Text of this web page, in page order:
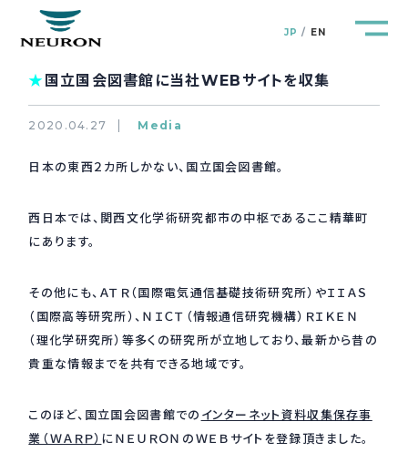
JP EN
管路防災研究所 Pipeline Resilience Lab.
製品＆サービス Products&Service
研究開発 R&D
採用情報 Recruit
★ 国立国会図書館に当社WEBサイトを収集
2020.04.27 Media
日本の東西２カ所しかない、国立国会図書館。
西日本では、関西文化学術研究都市の中枢であるここ精華町
にあります。
その他にも、ＡＴＲ（国際電気通信基礎技術研究所）やＩＩＡＳ
（国際高等研究所）、ＮＩＣＴ（情報通信研究機構）ＲＩＫＥＮ
（理化学研究所）等多くの研究所が立地しており、最新から昔の
貴重な情報までを共有できる地域です。
このほど、国立国会図書館での インターネット資料収集保存事
業（ＷＡＲＰ） にＮＥＵＲＯＮのＷＥＢサイトを登録頂きました。